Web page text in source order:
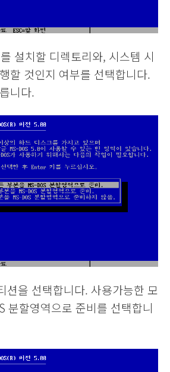
설치할 디렉토리와, 시스템 시
할 것인지 여부를 선택합니다.
니다.
션을 선택합니다. 사용가능한 모
분할영역으로 준비를 선택합니